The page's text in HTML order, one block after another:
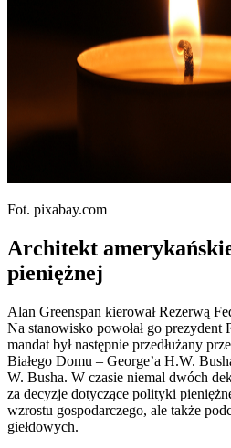
Fot. pixabay.com
Architekt
pieniężnej
Alan Greenspan kierował Rezerwą
Na stanowisko powołał go prezydent
mandat był następnie przedłużany
Białego Domu – George’a H.W.
W. Busha. W czasie niemal dwóch
za decyzje dotyczące polityki
wzrostu gospodarczego, ale także
giełdowych.